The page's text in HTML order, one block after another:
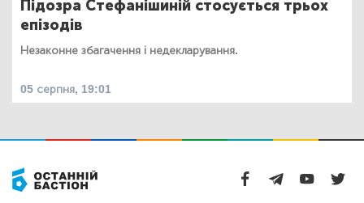
Підозра Стефанішиній стосується трьох
епізодів
Незаконне збагачення і недекларування.
05 серпня, 19:01